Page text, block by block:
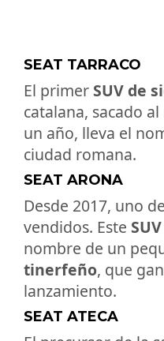
SEAT TARRACO
El primer SUV de
catalana, sacado
un año, lleva el
ciudad romana.
SEAT ARONA
Desde 2017, uno
vendidos. Este
nombre de un
tinerfeño, que
lanzamiento.
SEAT ATECA